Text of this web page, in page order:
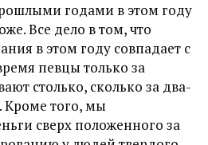
годами в этом году
Все дело в том, что
в этом году совпадает с
певцы только за
столько, сколько за два-
Кроме того, мы
сверх положенного за